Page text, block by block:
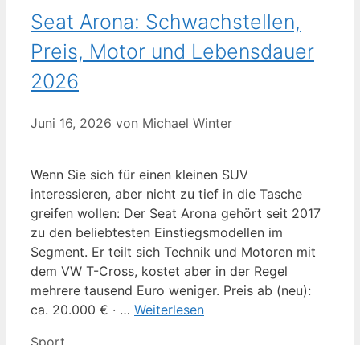
Seat Arona: Schwachstellen,
Preis, Motor und Lebensdauer
2026
Juni 16, 2026 von Michael Winter
Wenn Sie sich für einen kleinen SUV
interessieren, aber nicht zu tief in die Tasche
greifen wollen: Der Seat Arona gehört seit 2017
zu den beliebtesten Einstiegsmodellen im
Segment. Er teilt sich Technik und Motoren mit
dem VW T-Cross, kostet aber in der Regel
mehrere tausend Euro weniger. Preis ab (neu):
ca. 20.000 € · … Weiterlesen
Kategorien
Sport